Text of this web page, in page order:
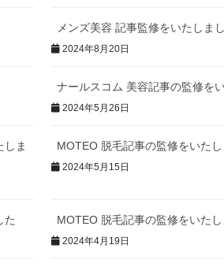
メンズ美容 記事監修をいたしま
2024年8月20日
ナールスコム 美容記事の監修を
2024年5月26日
しま
MOTEO 脱毛記事の監修をいたし
2024年5月15日
た MOTEO 脱毛記事の監修をいたし
2024年4月19日